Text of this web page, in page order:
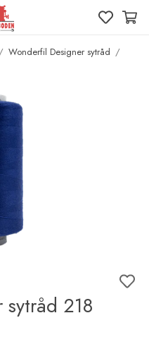
/ Wonderfil Designer sytråd /
218